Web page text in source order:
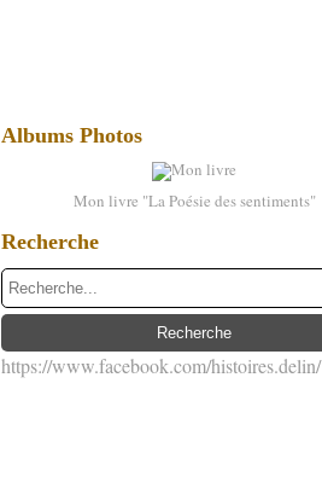
Albums Photos
Mon livre "La Poésie des sentiments"
Recherche
https://www.facebook.com/histoires.delin/